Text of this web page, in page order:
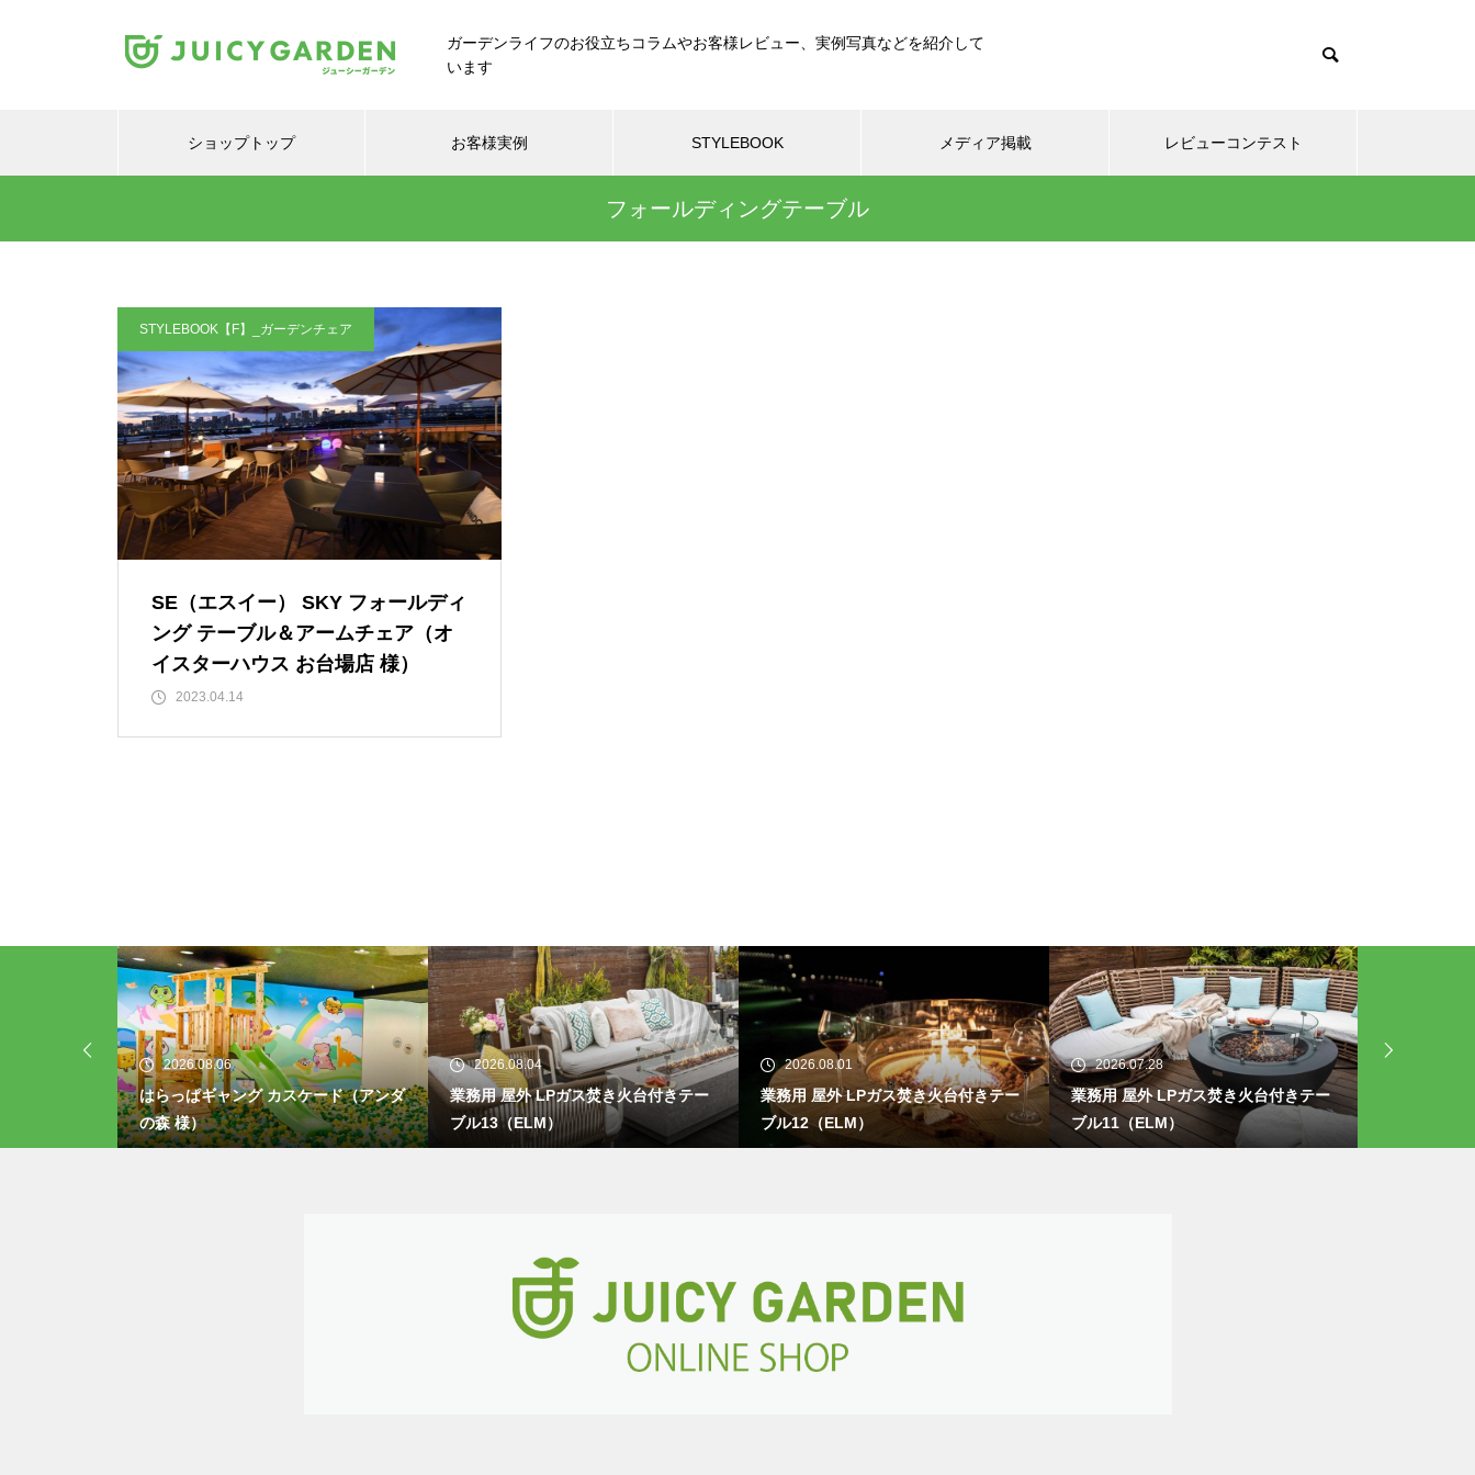
ガーデンライフのお役立ちコラムやお客様レビュー、実例写真などを紹介して
います
ショップトップ お客様実例 STYLEBOOK メディア掲載 レビューコンテスト
フォールディングテーブル
STYLEBOOK【F】_ガーデンチェア
SE（エスイー） SKY フォールディ
ング テーブル＆アームチェア（オ
イスターハウス お台場店 様）
2023.04.14
2026.08.06
はらっぱギャング カスケード（アンダ
の森 様）
2026.08.04
業務用 屋外 LPガス焚き火台付きテー
ブル13（ELM）
2026.08.01
業務用 屋外 LPガス焚き火台付きテー
ブル12（ELM）
2026.07.28
業務用 屋外 LPガス焚き火台付きテー
ブル11（ELM）